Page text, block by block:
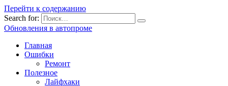
Перейти к содержанию
Search for:
Обновления в автопроме
Главная
Ошибки
Ремонт
Полезное
Лайфхаки